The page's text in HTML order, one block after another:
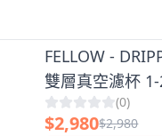
FELLOW -
雙層真空濾杯 1-
旅行組
(0)
$2,980$2,980